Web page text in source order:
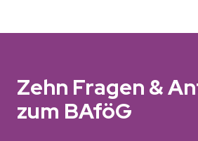
Zehn Fragen &
zum BAföG